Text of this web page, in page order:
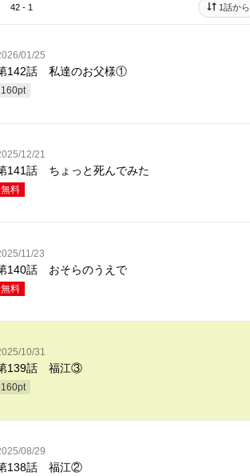
42 - 1 1話から
01/25
142話 私達のお父様①
160pt
12/21
141話 ちょっと死んでみた
無料
11/23
140話 おそらのうえで
無料
10/31
139話 福江③
160pt
08/29
138話 福江②